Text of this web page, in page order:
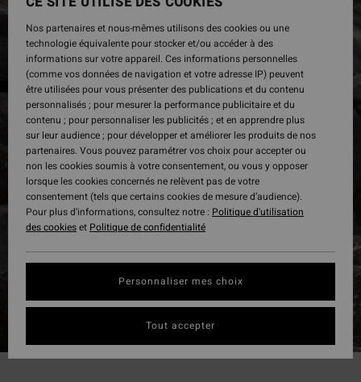
Nos partenaires et nous-mêmes utilisons des cookies ou une
technologie équivalente pour stocker et/ou accéder à des
informations sur votre appareil. Ces informations personnelles
(comme vos données de navigation et votre adresse IP) peuvent
être utilisées pour vous présenter des publications et du contenu
personnalisés ; pour mesurer la performance publicitaire et du
contenu ; pour personnaliser les publicités ; et en apprendre plus
sur leur audience ; pour développer et améliorer les produits de nos
partenaires. Vous pouvez paramétrer vos choix pour accepter ou
non les cookies soumis à votre consentement, ou vous y opposer
lorsque les cookies concernés ne relèvent pas de votre
consentement (tels que certains cookies de mesure d’audience).
Pour plus d'informations, consultez notre : Politique d'utilisation
des cookieset Politique de confidentialité
Personnaliser mes choix
Tout accepter